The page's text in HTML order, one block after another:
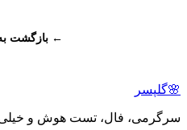
← بازگشت
🌸گلپسر
سرگرمی، فال، تست هوش و خیلی